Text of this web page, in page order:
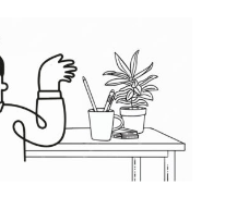
نسبت‌ مکانی چیست؟ موقعیت
تعریف می‌شود؟
نسبت وجودی چیست؟ اگر دنیایی
وجودی قائلیم؟